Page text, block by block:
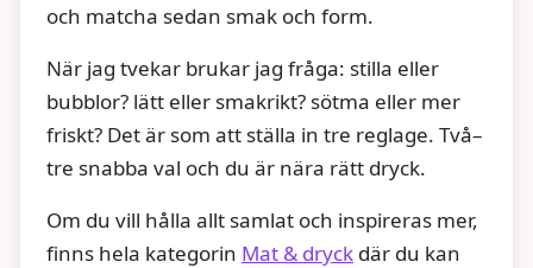
och matcha sedan smak och form.
När jag tvekar brukar jag fråga: stilla eller
bubblor? lätt eller smakrikt? sötma eller mer
friskt? Det är som att ställa in tre reglage. Två–
tre snabba val och du är nära rätt dryck.
Om du vill hålla allt samlat och inspireras mer,
finns hela kategorin Mat & dryck där du kan